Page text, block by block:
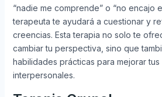
“nadie me comprende” o “no encajo
terapeuta te ayudará a cuestionar y
creencias. Esta terapia no solo te
cambiar tu perspectiva, sino que
habilidades prácticas para mejorar
interpersonales.